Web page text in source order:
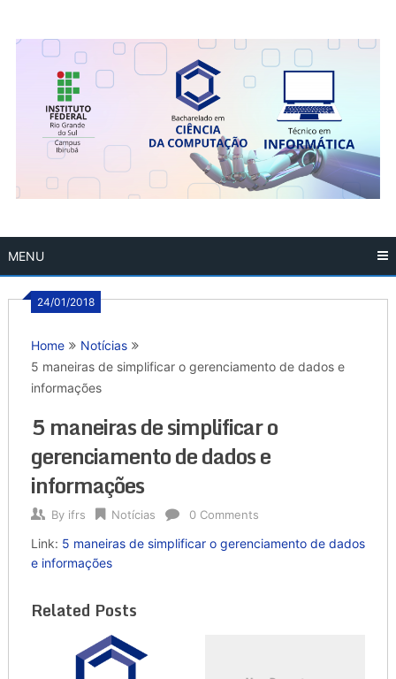
MENU
24/01/2018
Home
Notícias
5 maneiras de simplificar o gerenciamento de dados e
informações
5 maneiras de simplificar o
gerenciamento de dados e
informações
By ifrs Notícias 0 Comments
Link: 5 maneiras de simplificar o gerenciamento de dados
e informações
Related Posts